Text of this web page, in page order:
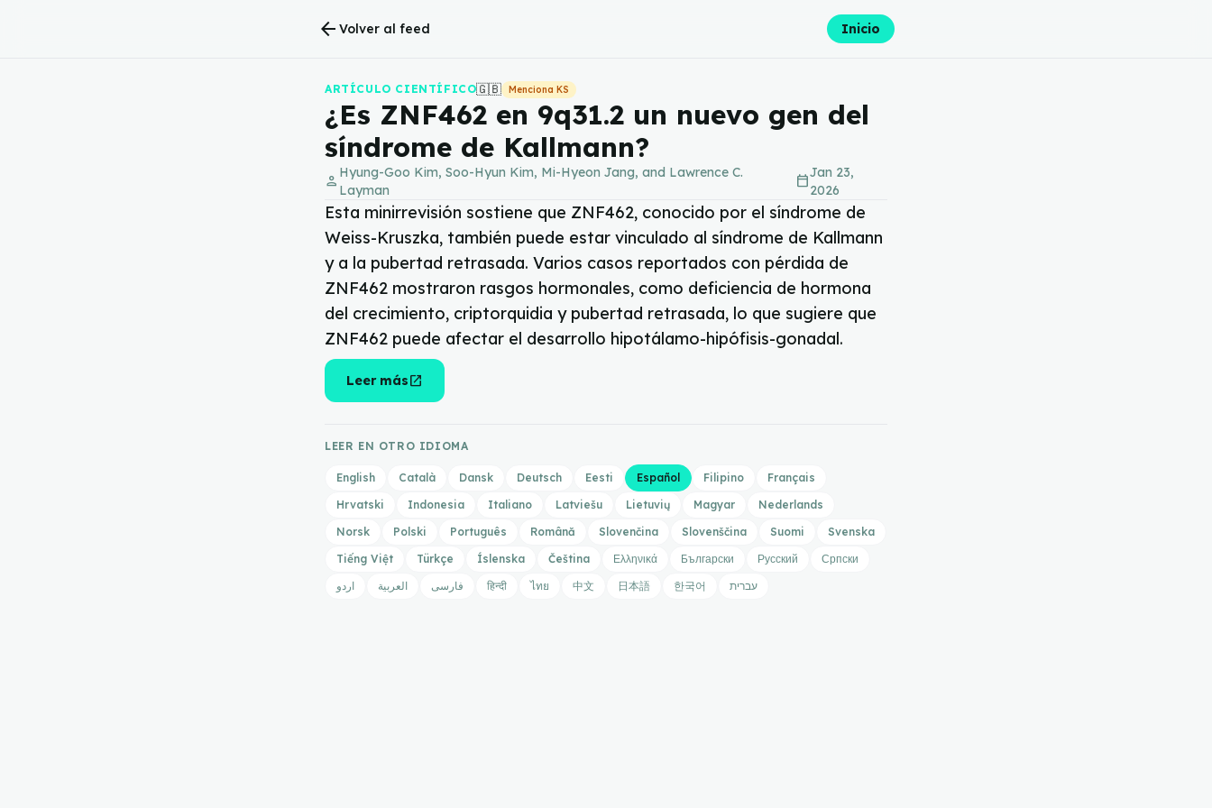
arrow_back Volver al feed Inicio
ARTÍCULO CIENTÍFICO🇬🇧 Menciona KS
¿Es ZNF462 en 9q31.2 un nuevo gen del
síndrome de Kallmann?
person Hyung-Goo Kim, Soo-Hyun Kim, Mi-Hyeon Jang, and Lawrence C.
Layman
calendar_todayJan 23,
2026
Esta minirrevisión sostiene que ZNF462, conocido por el síndrome de
Weiss-Kruszka, también puede estar vinculado al síndrome de Kallmann
y a la pubertad retrasada. Varios casos reportados con pérdida de
ZNF462 mostraron rasgos hormonales, como deficiencia de hormona
del crecimiento, criptorquidia y pubertad retrasada, lo que sugiere que
ZNF462 puede afectar el desarrollo hipotálamo-hipófisis-gonadal.
Leer másopen_in_new
LEER EN OTRO IDIOMA
English Català Dansk Deutsch Eesti Español Filipino
Français
Hrvatski
Indonesia Italiano Latviešu Lietuvių Magyar
Nederlands
Norsk
Polski Português Română Slovenčina Slovenščina Suomi
Svenska
Tiếng Việt
Türkçe Íslenska Čeština Ελληνικά Български Русский
Српски
اردو
العربية فارسی हिन्दी ไทย 中文 日本語 한국어 עברית